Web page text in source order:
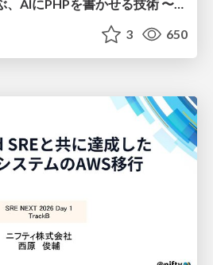
Laravel Boostに学ぶ、AIにPHPを書かせる技術 〜OSSの実装から蒸留するエージェント制御の王道〜
3 650